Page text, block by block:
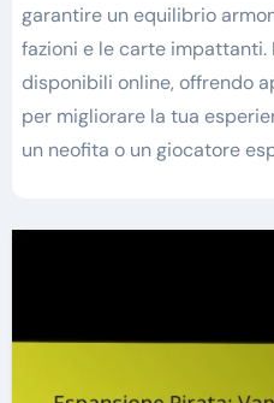
garantire un equilibrio
fazioni e le carte impattanti.
disponibili online, offrendo
per migliorare la tua
un neofita o un giocatore